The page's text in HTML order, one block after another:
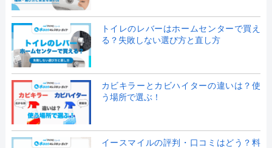
トイレのレバーはホームセンターで買え
る？失敗しない選び方と直し方
カビキラーとカビハイターの違いは？使
う場所で選ぶ！
イースマイルの評判・口コミはどう？料